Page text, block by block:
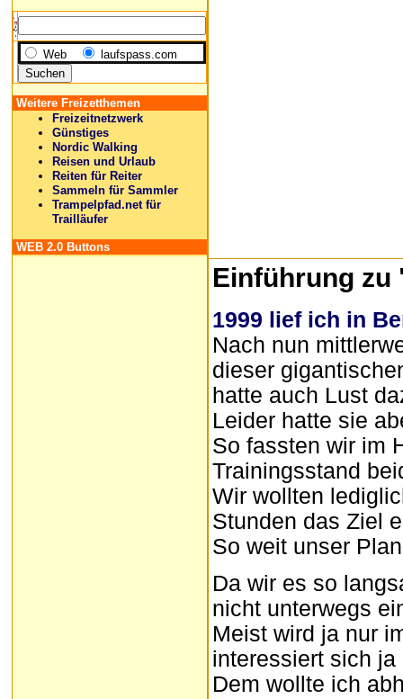
Web laufspass.com
Weitere Freizetthemen
Freizeitnetzwerk
Günstiges
Nordic Walking
Reisen und Urlaub
Reiten für Reiter
Sammeln für Sammler
Trampelpfad.net für
Trailläufer
WEB 2.0 Buttons
Einführung zu
1999 lief ich in
Nach nun
dieser
hatte auch Lust
Leider hatte sie
So fassten wir im
Trainingsstand
Wir wollten
Stunden das Ziel
So weit unser
Da wir es so
nicht unterwegs
Meist wird ja nur
interessiert sich ja
Dem wollte ich